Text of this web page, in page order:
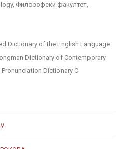
Филозофски факултет,
Dictionary of the English Language
Dictionary of Contemporary
Dictionary C